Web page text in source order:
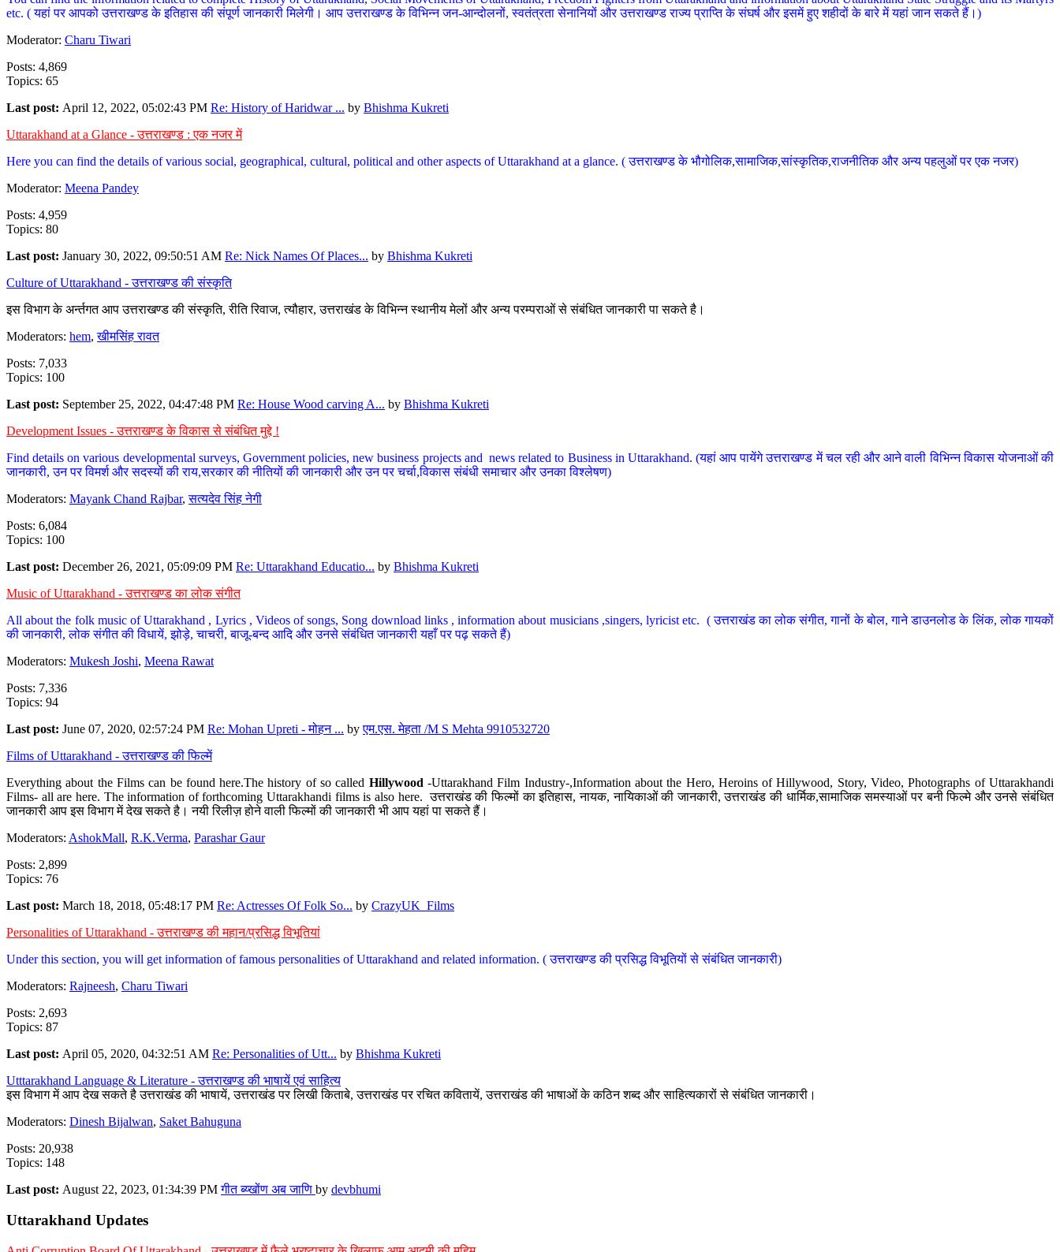
etc. ( यहां पर आपको उत्तराखण्ड के इतिहास की संपूर्ण जानकारी मिलेगी। आप उत्तराखण्ड के विभिन्न जन-आन्दोलनों, स्वतंत्रता सेनानियों और उत्तराखण्ड राज्य प्राप्ति के संघर्ष और इसमें हुए शहीदों के बारे में यहां जान सकते हैं।)
Moderator: Charu Tiwari
Posts: 4,869
Topics: 65
Last post: April 12, 2022, 05:02:43 PM Re: History of Haridwar ... by Bhishma Kukreti
Uttarakhand at a Glance - उत्तराखण्ड : एक नजर में
Here you can find the details of various social, geographical, cultural, political and other aspects of Uttarakhand at a glance. ( उत्तराखण्ड के भौगोलिक,सामाजिक,सांस्कृतिक,राजनीतिक और अन्य पहलुओं पर एक नजर)
Moderator: Meena Pandey
Posts: 4,959
Topics: 80
Last post: January 30, 2022, 09:50:51 AM Re: Nick Names Of Places... by Bhishma Kukreti
Culture of Uttarakhand - उत्तराखण्ड की संस्कृति
इस विभाग के अर्न्तगत आप उत्तराखण्ड की संस्कृति, रीति रिवाज, त्यौहार, उत्तराखंड के विभिन्न स्थानीय मेलों और अन्य परम्पराओं से संबंधित जानकारी पा सकते है।
Moderators: hem,खीमसिंह रावत
Posts: 7,033
Topics: 100
Last post: September 25, 2022, 04:47:48 PM Re: House Wood carving A... by Bhishma Kukreti
Development Issues - उत्तराखण्ड के विकास से संबंधित मुद्दे !
Find details on various developmental surveys, Government policies, new business projects and news related to Business in Uttarakhand. (यहां आप पायेंगे उत्तराखण्ड में चल रही और आने वाली विभिन्न विकास योजनाओं की
जानकारी, उन पर विमर्श और सदस्यों की राय,सरकार की नीतियों की जानकारी और उन पर चर्चा,विकास संबंधी समाचार और उनका विश्लेषण)
Moderators: Mayank Chand Rajbar,सत्यदेव सिंह नेगी
Posts: 6,084
Topics: 100
Last post: December 26, 2021, 05:09:09 PM Re: Uttarakhand Educatio... by Bhishma Kukreti
Music of Uttarakhand - उत्तराखण्ड का लोक संगीत
All about the folk music of Uttarakhand , Lyrics , Videos of songs, Song download links , information about musicians ,singers, lyricist etc. ( उत्तराखंड का लोक संगीत, गानों के बोल, गाने डाउनलोड के लिंक, लोक गायकों
की जानकारी, लोक संगीत की विधायें, झोड़े, चाचरी, बाजू-बन्द आदि और उनसे संबंधित जानकारी यहाँ पर पढ़ सकते हैं)
Moderators: Mukesh Joshi, Meena Rawat
Posts: 7,336
Topics: 94
Last post: June 07, 2020, 02:57:24 PM Re: Mohan Upreti - मोहन ... byएम.एस. मेहता /M S Mehta 9910532720
Films of Uttarakhand - उत्तराखण्ड की फिल्में
Everything about the Films can be found here.The history of so called Hillywood-Uttarakhand Film Industry-,Information about the Hero, Heroins of Hillywood, Story, Video, Photographs of Uttarakhandi
Films- all are here. The information of forthcoming Uttarakhandi films is also here. उत्तराखंड की फिल्मों का इतिहास, नायक, नायिकाओं की जानकारी, उत्तराखंड की धार्मिक,सामाजिक समस्याओं पर बनी फिल्मे और उनसे संबंधित
जानकारी आप इस विभाग में देख सकते है। नयी रिलीज़ होने वाली फिल्मों की जानकारी भी आप यहां पा सकते हैं।
Moderators: AshokMall, R.K.Verma, Parashar Gaur
Posts: 2,899
Topics: 76
Last post: March 18, 2018, 05:48:17 PM Re: Actresses Of Folk So... by CrazyUK_Films
Personalities of Uttarakhand - उत्तराखण्ड की महान/प्रसिद्ध विभूतियां
Under this section, you will get information of famous personalities of Uttarakhand and related information. ( उत्तराखण्ड की प्रसिद्ध विभूतियों से संबंधित जानकारी)
Moderators: Rajneesh, Charu Tiwari
Posts: 2,693
Topics: 87
Last post: April 05, 2020, 04:32:51 AM Re: Personalities of Utt... by Bhishma Kukreti
Utttarakhand Language & Literature - उत्तराखण्ड की भाषायें एवं साहित्य
इस विभाग में आप देख सकते है उत्तराखंड की भाषायें, उत्तराखंड पर लिखी किताबे, उत्तराखंड पर रचित कवितायें, उत्तराखंड की भाषाओं के कठिन शब्द और साहित्यकारों से संबंधित जानकारी।
Moderators: Dinesh Bijalwan, Saket Bahuguna
Posts: 20,938
Topics: 148
Last post: August 22, 2023, 01:34:39 PMगीत ब्य्खोंण अब जाणि by devbhumi
Uttarakhand Updates